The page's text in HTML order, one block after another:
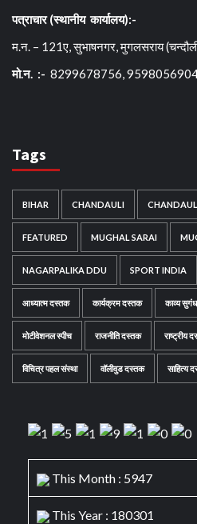
पत्राचार (स्थानीय कार्यालय):-
म.न. – 121ए, सुभाषनगर, मुगलसराय
मो.न. :- 8299678756,
Tags
BIHAR CHANDAULI
FEATURED MUGHAL SARAI
NAGARPALIKA DDU SPORT INDIA
आध्यात्म दस्तक कार्यक्रम दस्तक काव्य सुगंध
मोटीवेशनल स्पीच राजनीति दस्तक राष्ट्रीय
विचित्र पहल संस्था वॉलीवुड दस्तक साहित्य
This Month : 5947
This Year : 180301